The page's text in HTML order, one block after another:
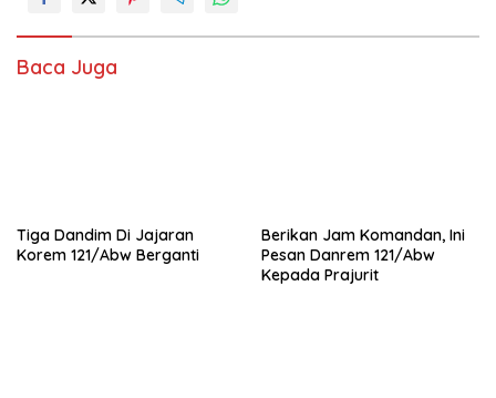
Baca Juga
Tiga Dandim Di Jajaran
Korem 121/Abw Berganti
Berikan Jam Komandan, Ini
Pesan Danrem 121/Abw
Kepada Prajurit